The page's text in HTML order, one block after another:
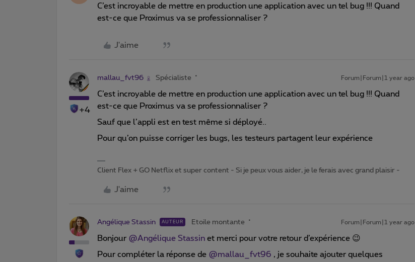
C’est incroyable de mettre en production une application avec un tel bug !!! Quand
est-ce que Proximus va se professionnaliser ?
J'aime
+4
mallau_fvt96 Spécialiste Forum|Forum|1 year ago
C’est incroyable de mettre en production une application avec un tel bug !!! Quand
est-ce que Proximus va se professionnaliser ?
Sauf que l’appli est en test même si déployé..
Pour qu’on puisse corriger les bugs, les testeurs partagent leur expérience
Client Flex + GO Netflix et super content - Si je peux vous aider, je le ferais avec grand plaisir -
J'aime
Angélique Stassin AUTEUR Etoile montante Forum|Forum|1 year ago
Bonjour @Angélique Stassin et merci pour votre retour d’expérience 😉
Pour compléter la réponse de @mallau_fvt96 , je souhaite ajouter quelques